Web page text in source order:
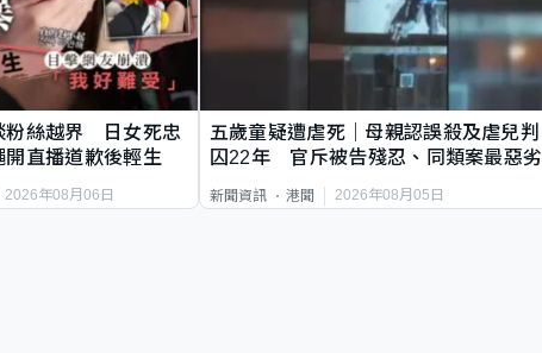
粉絲越界 日女死忠
直播道歉後輕生
2026年08月06日
五歲童疑遭虐死｜母親認誤殺及虐兒判
囚22年 官斥被告殘忍、同類案最惡劣
新聞資訊 港聞 2026年08月05日